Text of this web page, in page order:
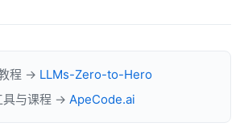
程 → LLMs-Zero-to-Hero
具与课程 → ApeCode.ai